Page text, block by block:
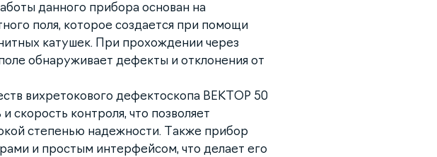
данного прибора основан на
поля, которое создается при помощи
катушек. При прохождении через
обнаруживает дефекты и отклонения от
вихретокового дефектоскопа ВЕКТОР 50
скорость контроля, что позволяет
степенью надежности. Также прибор
и простым интерфейсом, что делает его